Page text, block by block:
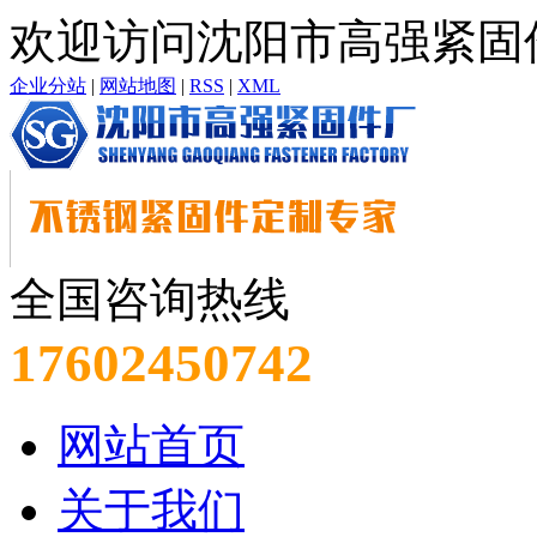
欢迎访问沈阳市高强紧
企业分站 | 网站地图 | RSS | XML
全国咨询热线
17602450742
网站首页
关于我们